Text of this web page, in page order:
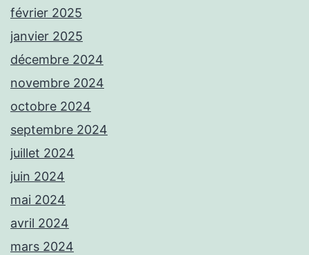
février 2025
janvier 2025
décembre 2024
novembre 2024
octobre 2024
septembre 2024
juillet 2024
juin 2024
mai 2024
avril 2024
mars 2024